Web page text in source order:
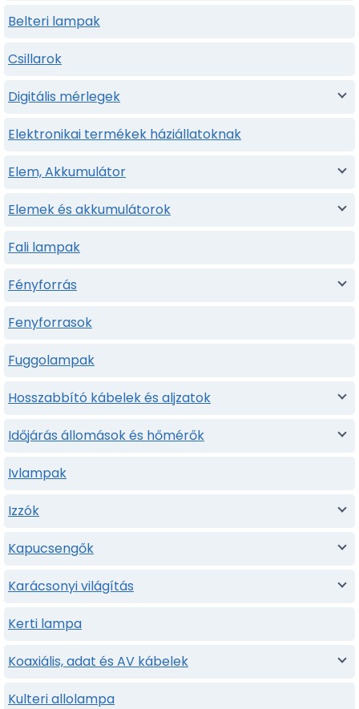
Belteri lampak
Csillarok
Digitális mérlegek
Elektronikai termékek háziállatoknak
Elem, Akkumulátor
Elemek és akkumulátorok
Fali lampak
Fényforrás
Fenyforrasok
Fuggolampak
Hosszabbító kábelek és aljzatok
Időjárás állomások és hőmérők
Ivlampak
Izzók
Kapucsengők
Karácsonyi világítás
Kerti lampa
Koaxiális, adat és AV kábelek
Kulteri allolampa